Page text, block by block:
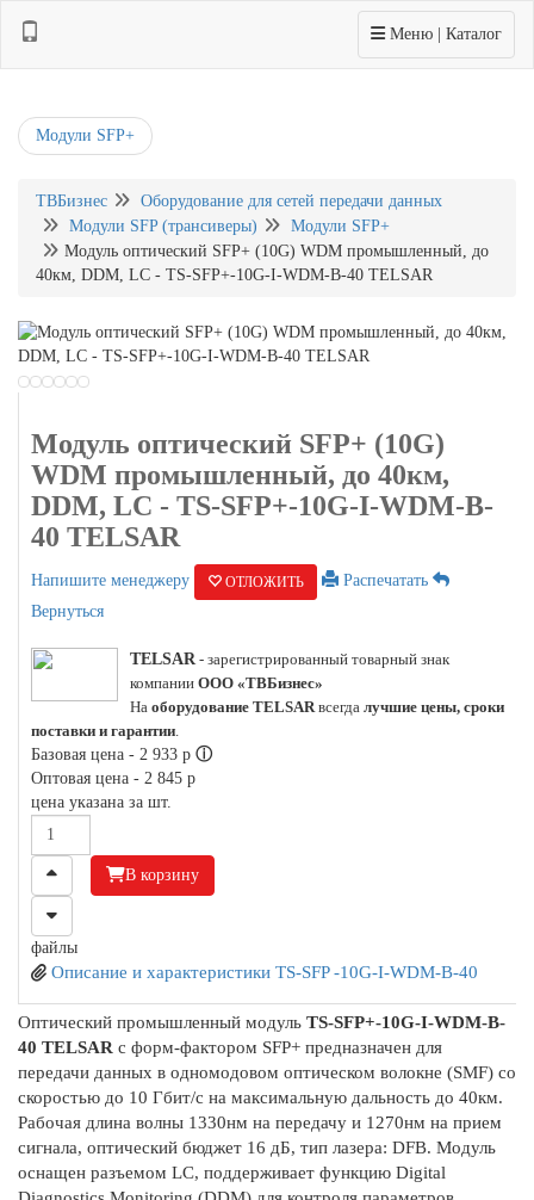
Toggle navigation
Меню | Каталог
Модули SFP+
ТВБизнес
Оборудование для сетей передачи данных
Модули SFP (трансиверы)
Модули SFP+
Модуль оптический SFP+ (10G) WDM промышленный, до
40км, DDM, LC - TS-SFP+-10G-I-WDM-B-40 TELSAR
Модуль оптический SFP+ (10G)
WDM промышленный, до 40км,
DDM, LC - TS-SFP+-10G-I-WDM-B-
40 TELSAR
Напишите менеджеру ОТЛОЖИТЬ
Распечатать
Вернуться
TELSAR- зарегистрированный товарный знак
компании ООО «ТВБизнес»
На оборудование TELSARвсегда лучшие цены, сроки
поставки и гарантии.
Базовая цена - 2 933 p ⓘ
Оптовая цена - 2 845 p
цена указана за шт.
В корзину
файлы
Описание и характеристики TS-SFP -10G-I-WDM-B-40
Оптический промышленный модуль TS-SFP+-10G-I-WDM-B-
40 TELSAR с форм-фактором SFP+ предназначен для
передачи данных в одномодовом оптическом волокне (SMF) со
скоростью до 10 Гбит/с на максимальную дальность до 40км.
Рабочая длина волны 1330нм на передачу и 1270нм на прием
сигнала, оптический бюджет 16 дБ, тип лазера: DFB. Модуль
оснащен разъемом LC, поддерживает функцию Digital